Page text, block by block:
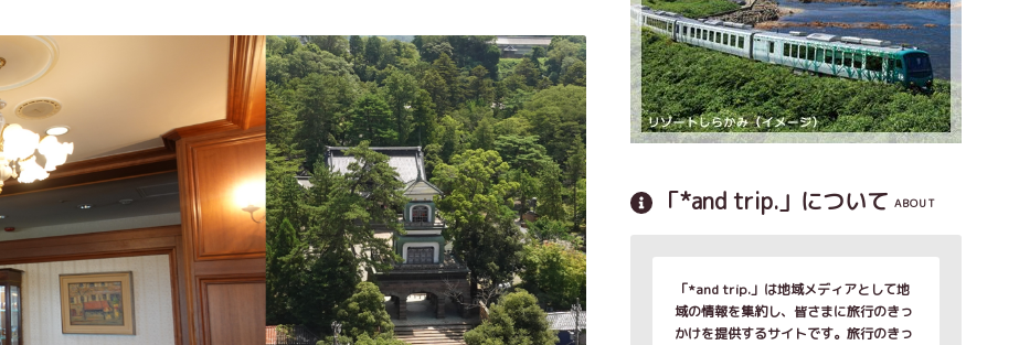
「*and trip.」について ABOUT
「*and trip.」は地域メディアとして地
域の情報を集約し、皆さまに旅行のきっ
かけを提供するサイトです。旅行のきっ